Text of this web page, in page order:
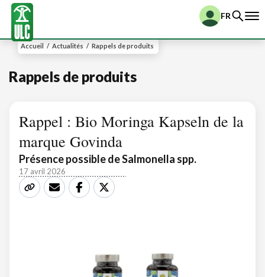
FR
Accueil / Actualités / Rappels de produits
Rappels de produits
Rappel : Bio Moringa Kapseln de la
marque Govinda
Présence possible de Salmonella spp.
17 avril 2026